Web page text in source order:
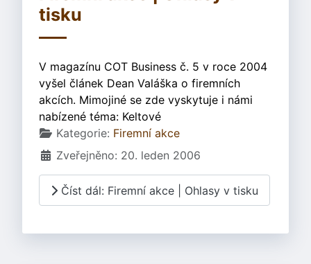
tisku
V magazínu COT Business č. 5 v roce 2004
vyšel článek Dean Valáška o firemních
akcích. Mimojiné se zde vyskytuje i námi
nabízené téma: Keltové
Základní údaje
Kategorie: Firemní akce
Zveřejněno: 20. leden 2006
Číst dál: Firemní akce | Ohlasy v tisku